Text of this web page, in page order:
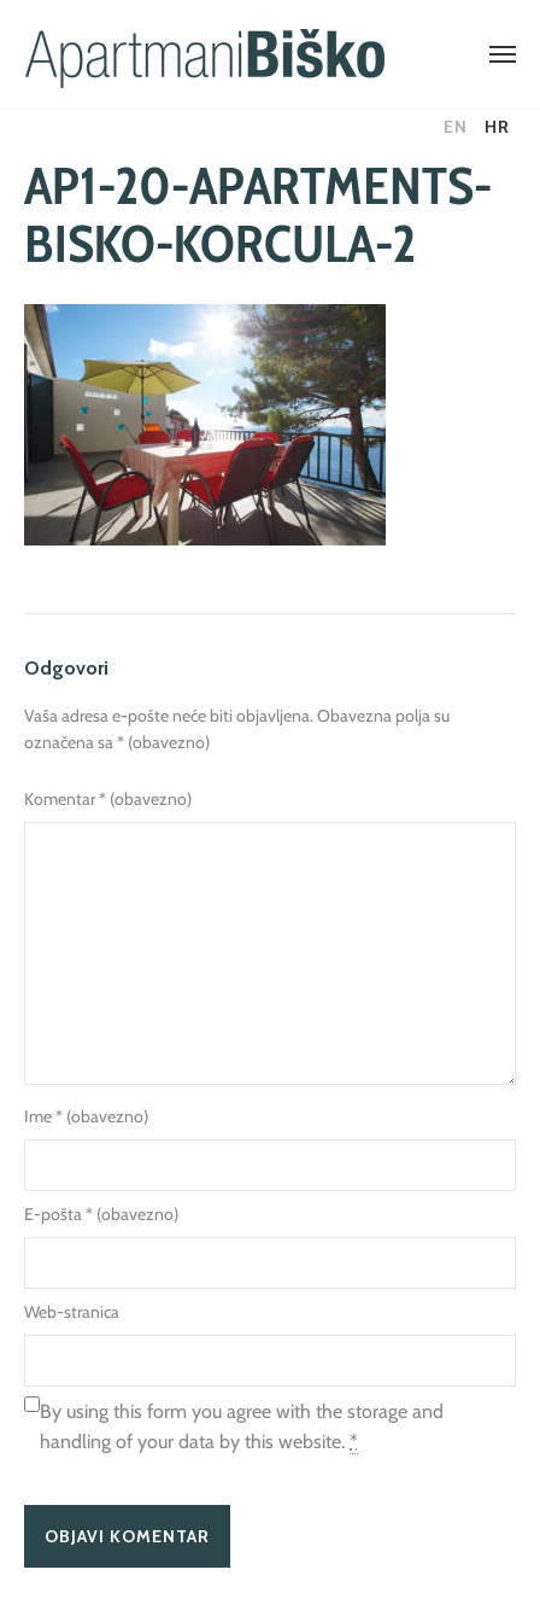
content
EN HR
AP1-20-APARTMENTS-
BISKO-KORCULA-2
Odgovori
Vaša adresa e-pošte neće biti objavljena. Obavezna polja su
označena sa * (obavezno)
Komentar* (obavezno)
Ime* (obavezno)
E-pošta* (obavezno)
Web-stranica
By using this form you agree with the storage and
handling of your data by this website. *